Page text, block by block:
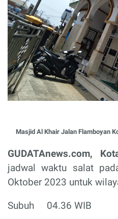
Masjid Al Khair Jalan Flamboyan
GUDATAnews.com,
jadwal waktu salat
Oktober 2023 untuk
Subuh 04.36 WIB